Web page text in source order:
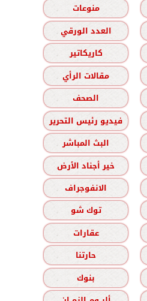
منوعات
العدد الورقي
كاريكاتير
مقالات الرأي
الصحف
فيديو رئيس التحرير
البث المباشر
خير أجناد الأرض
الانفوجراف
توك شو
عقارات
حارتنا
بنوك